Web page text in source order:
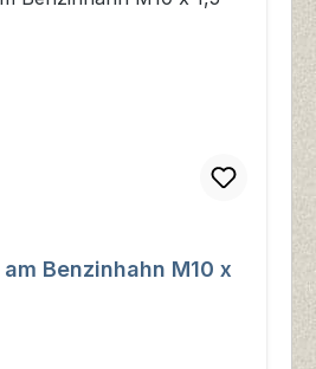
Benzinhahn M10 x